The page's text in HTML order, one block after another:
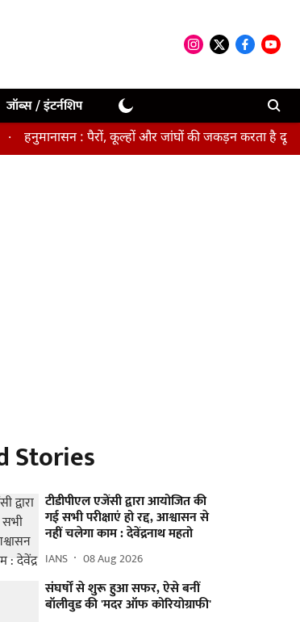
जॉब्स / इंटर्नशिप
: पैरों, कूल्हों और जांघों की जकड़न करता है दूर,
Stories
टीडीपीएल एजेंसी द्वारा आयोजित की
गई सभी परीक्षाएं हो रद्द, आश्वासन से
नहीं चलेगा काम : देवेंद्रनाथ महतो
IANS 08 Aug 2026
संघर्षों से शुरू हुआ सफर, ऐसे बनीं
बॉलीवुड की 'मदर ऑफ कोरियोग्राफी'